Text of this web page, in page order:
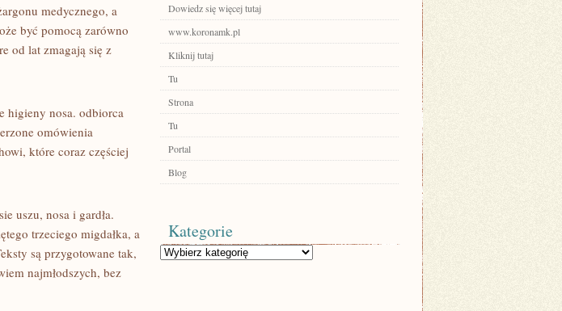
medycznego, a
być pomocą zarówno
od lat zmagają się z
higieny nosa. odbiorca
omówienia
które coraz częściej
uszu, nosa i gardła.
trzeciego migdałka, a
są przygotowane tak,
najmłodszych, bez
Dowiedz się więcej tutaj
www.koronamk.pl
Kliknij tutaj
Tu
Strona
Tu
Portal
Blog
Kategorie
Kategorie